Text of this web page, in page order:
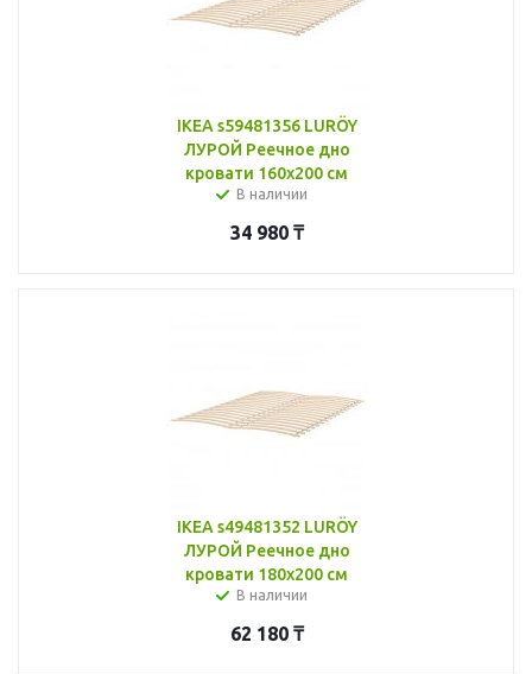
IKEA s59481356 LURÖY
ЛУРОЙ Реечное дно
кровати 160x200 см
В наличии
34 980₸
IKEA s49481352 LURÖY
ЛУРОЙ Реечное дно
кровати 180x200 см
В наличии
62 180₸